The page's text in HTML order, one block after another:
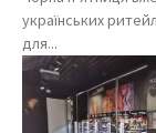
українських
для...